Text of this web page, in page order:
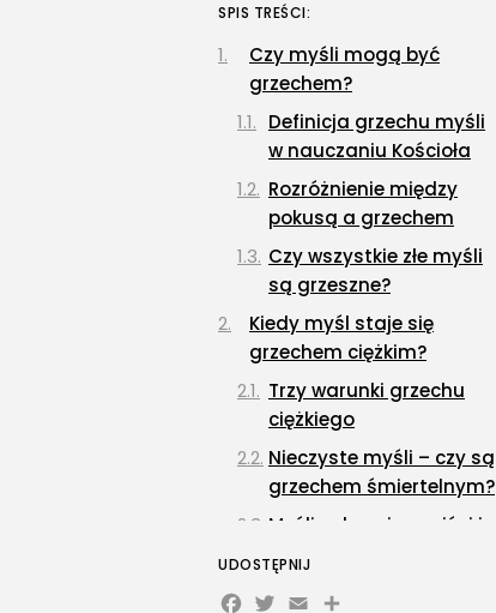
SPIS TREŚCI:
Czy myśli mogą być
grzechem?
Definicja grzechu myśli
w nauczaniu Kościoła
Rozróżnienie między
pokusą a grzechem
Czy wszystkie złe myśli
są grzeszne?
Kiedy myśl staje się
grzechem ciężkim?
Trzy warunki grzechu
ciężkiego
Nieczyste myśli – czy są
grzechem śmiertelnym?
Myśli pełne nienawiści i
pragnienie zemsty – czy
to grzech ciężki?
UDOSTĘPNIJ